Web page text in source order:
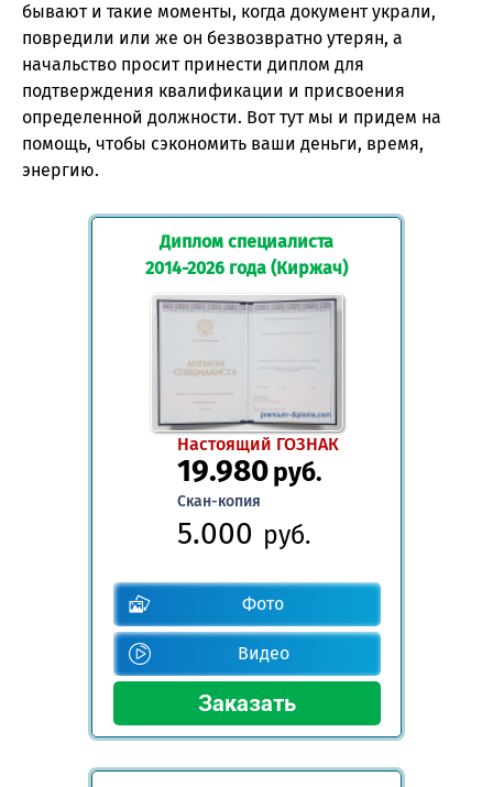
бывают и такие моменты, когда документ украли,
повредили или же он безвозвратно утерян, а
начальство просит принести диплом для
подтверждения квалификации и присвоения
определенной должности. Вот тут мы и придем на
помощь, чтобы сэкономить ваши деньги, время,
энергию.
Диплом специалиста
2014-2026 года (Киржач)
Настоящий ГОЗНАК
19.980руб.
Скан-копия
5.000 руб.
Фото
Видео